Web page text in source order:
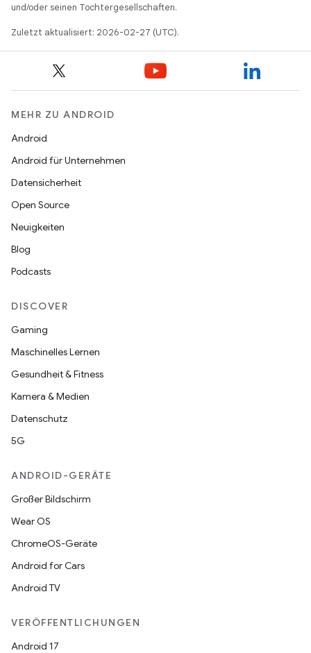
und/oder seinen Tochtergesellschaften.
Zuletzt aktualisiert: 2026-02-27 (UTC).
MEHR ZU ANDROID
Android
Android für Unternehmen
Datensicherheit
Open Source
Neuigkeiten
Blog
Podcasts
DISCOVER
Gaming
Maschinelles Lernen
Gesundheit & Fitness
Kamera & Medien
Datenschutz
5G
ANDROID-GERÄTE
Großer Bildschirm
Wear OS
ChromeOS-Geräte
Android for Cars
Android TV
VERÖFFENTLICHUNGEN
Android 17